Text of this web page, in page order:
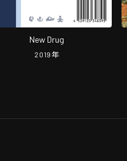
New Drug
2019 年